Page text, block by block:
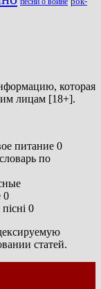
которая
лицам [18+].
питание 0
по
0
0
статей.